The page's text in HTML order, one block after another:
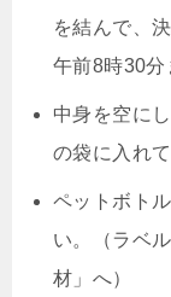
を結んで、
午前8時30分
中身を空に
の袋に入れ
ペットボト
い。（ラベ
材」へ）